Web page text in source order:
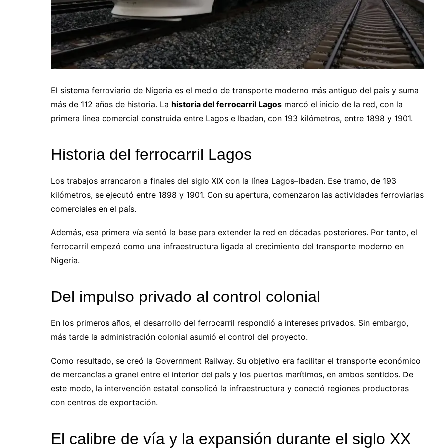
El sistema ferroviario de Nigeria es el medio de transporte moderno más antiguo del país y suma
más de 112 años de historia. La historia del ferrocarril Lagos marcó el inicio de la red, con la
primera línea comercial construida entre Lagos e Ibadan, con 193 kilómetros, entre 1898 y 1901.
Historia del ferrocarril Lagos
Los trabajos arrancaron a finales del siglo XIX con la línea Lagos–Ibadan. Ese tramo, de 193
kilómetros, se ejecutó entre 1898 y 1901. Con su apertura, comenzaron las actividades ferroviarias
comerciales en el país.
Además, esa primera vía sentó la base para extender la red en décadas posteriores. Por tanto, el
ferrocarril empezó como una infraestructura ligada al crecimiento del transporte moderno en
Nigeria.
Del impulso privado al control colonial
En los primeros años, el desarrollo del ferrocarril respondió a intereses privados. Sin embargo,
más tarde la administración colonial asumió el control del proyecto.
Como resultado, se creó la Government Railway. Su objetivo era facilitar el transporte económico
de mercancías a granel entre el interior del país y los puertos marítimos, en ambos sentidos. De
este modo, la intervención estatal consolidó la infraestructura y conectó regiones productoras
con centros de exportación.
El calibre de vía y la expansión durante el siglo XX